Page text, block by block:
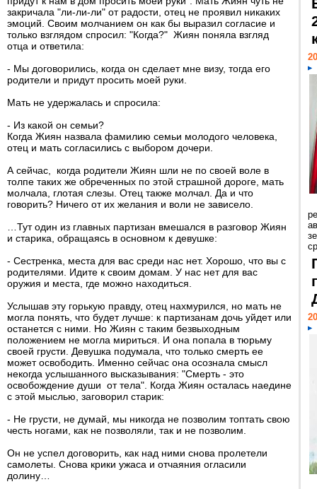
закричала "ли-ли-ли" от радости, отец не проявил никаких
эмоций. Своим молчанием он как бы выразил согласие и
только взглядом спросил: "Когда?" Жиян поняла взгляд
отца и ответила:
- Мы договорились, когда он сделает мне визу, тогда его
родители и придут просить моей руки.
Мать не удержалась и спросила:
- Из какой он семьи?
Когда Жиян назвала фамилию семьи молодого человека,
отец и мать согласились с выбором дочери.
А сейчас, когда родители Жиян шли не по своей воле в
толпе таких же обреченных по этой страшной дороге, мать
молчала, глотая слезы. Отец также молчал. Да и что
говорить? Ничего от их желания и воли не зависело.
…Тут один из главных партизан вмешался в разговор Жиян
и старика, обращаясь в основном к девушке:
- Сестренка, места для вас среди нас нет. Хорошо, что вы с
родителями. Идите к своим домам. У нас нет для вас
оружия и места, где можно находиться.
Услышав эту горькую правду, отец нахмурился, но мать не
могла понять, что будет лучше: к партизанам дочь уйдет или
останется с ними. Но Жиян с таким безвыходным
положением не могла мириться. И она попала в тюрьму
своей грусти. Девушка подумала, что только смерть ее
может освободить. Именно сейчас она осознала смысл
некогда услышанного высказывания: "Смерть - это
освобождение души от тела". Когда Жиян осталась наедине
с этой мыслью, заговорил старик:
- Не грусти, не думай, мы никогда не позволим топтать свою
честь ногами, как не позволяли, так и не позволим.
Он не успел договорить, как над ними снова пролетели
самолеты. Снова крики ужаса и отчаяния огласили
долину…